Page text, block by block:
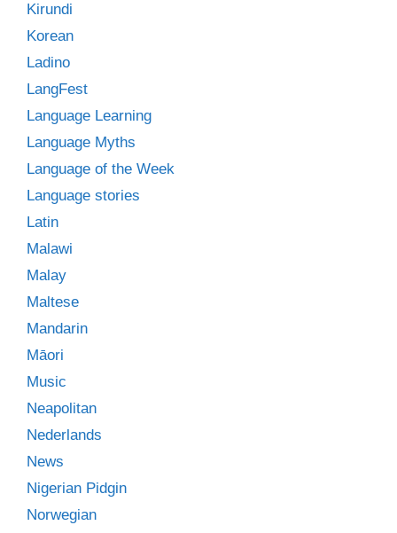
Kirundi
Korean
Ladino
LangFest
Language Learning
Language Myths
Language of the Week
Language stories
Latin
Malawi
Malay
Maltese
Mandarin
Māori
Music
Neapolitan
Nederlands
News
Nigerian Pidgin
Norwegian